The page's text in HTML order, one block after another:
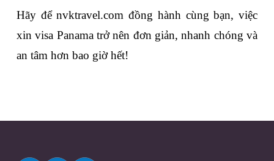
Hãy để nvktravel.com đồng hành cùng bạn, việc
xin visa Panama trở nên đơn giản, nhanh chóng và
an tâm hơn bao giờ hết!